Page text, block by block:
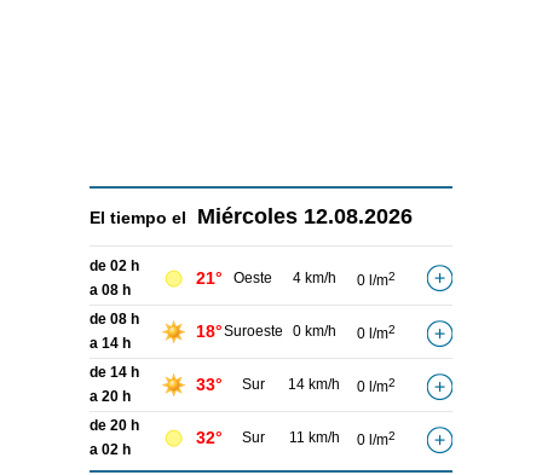
El tiempo el Miércoles 12.08.2026
de 02 h
a 08 h
21° Oeste 4 km/h 0 l/m2
de 08 h
a 14 h
18°Suroeste 0 km/h 0 l/m2
de 14 h
a 20 h
33° Sur 14 km/h 0 l/m2
de 20 h
a 02 h
32° Sur 11 km/h 0 l/m2